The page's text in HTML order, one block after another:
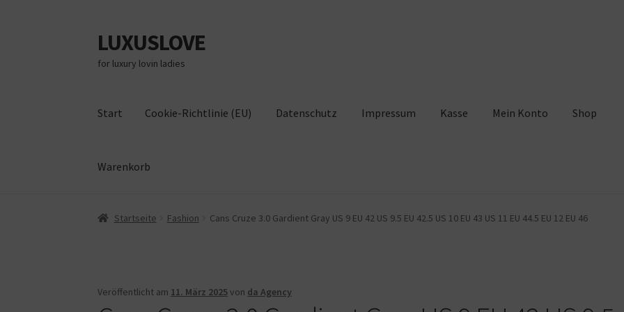
Zur
Navigation
springen
Zum
Inhalt
springen
LUXUSLOVE
for luxury lovin ladies
Start Cookie-Richtlinie (EU) Datenschutz Impressum Kasse Mein Konto Shop
Warenkorb
Start Cookie-Richtlinie (EU) Datenschutz Impressum Kasse Mein Konto ShopWarenkorb
Startseite Fashion Cans Cruze 3.0 Gardient Gray US 9 EU 42 US 9.5 EU 42.5 US 10 EU 43 US 11 EU 44.5 EU 12 EU 46
Veröffentlicht am 11. März 2025von da Agency